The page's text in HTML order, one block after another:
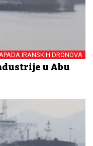
IRANSKIH DRONOVA
u Abu